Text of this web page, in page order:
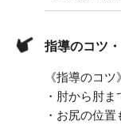
指導のコツ
《指導のコツ》
・肘から肘
・お尻の位